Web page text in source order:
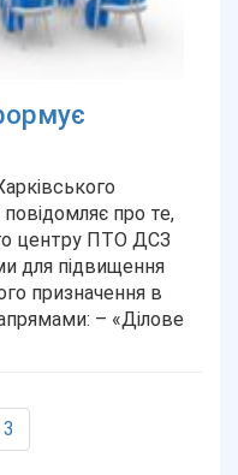
про те,
центру ПТО ДСЗ
для підвищення
призначення в
– «Ділове
3